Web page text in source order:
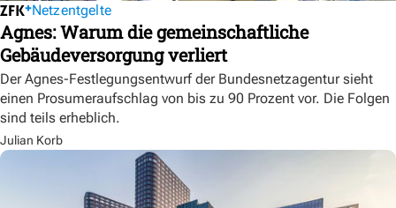
Netzentgelte
Agnes: Warum die gemeinschaftliche
Gebäudeversorgung verliert
Der Agnes-Festlegungsentwurf der Bundesnetzagentur sieht
einen Prosumeraufschlag von bis zu 90 Prozent vor. Die Folgen
sind teils erheblich.
Julian Korb